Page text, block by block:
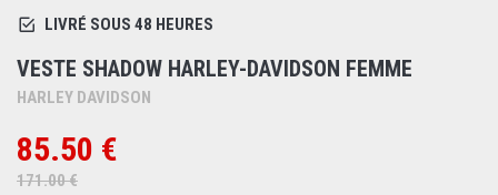
LIVRÉ SOUS 48 HEURES
VESTE SHADOW HARLEY-DAVIDSON FEMME
HARLEY DAVIDSON
85.50 €
171.00 €